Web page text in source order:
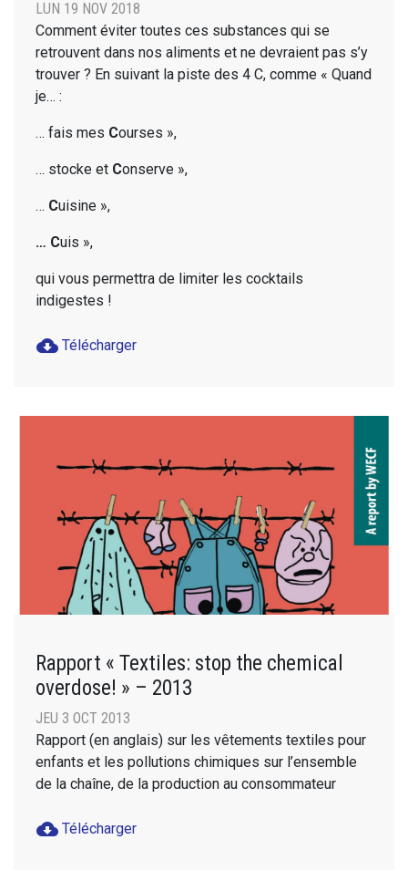
LUN 19 NOV 2018
Comment éviter toutes ces substances qui se
retrouvent dans nos aliments et ne devraient pas s’y
trouver ? En suivant la piste des 4 C, comme « Quand
je… :
… fais mes Courses »,
… stocke et Conserve »,
… Cuisine »,
… Cuis »,
qui vous permettra de limiter les cocktails
indigestes !
cloud_download Télécharger
Rapport « Textiles: stop the chemical
overdose! » – 2013
JEU 3 OCT 2013
Rapport (en anglais) sur les vêtements textiles pour
enfants et les pollutions chimiques sur l’ensemble
de la chaîne, de la production au consommateur
cloud_download Télécharger